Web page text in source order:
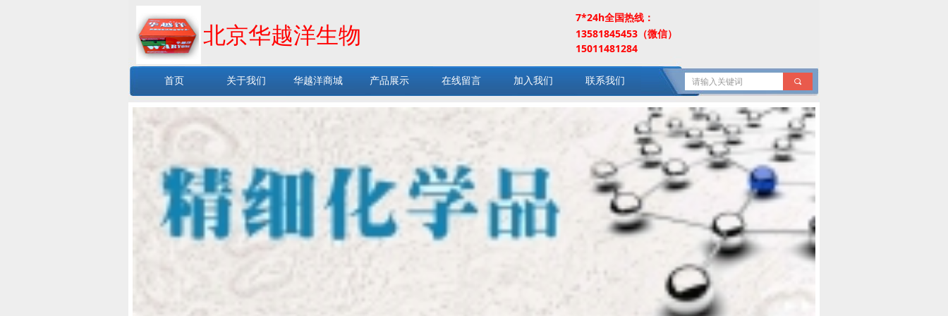
北京华越洋生物 13581845453（微信）
7*24h全国热线：
15011481284
首页 关于我们 华越洋商城 产品展示 在线留言 加入我们 联系我们 끠